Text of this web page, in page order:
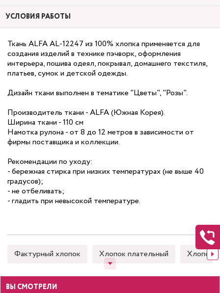
УСЛОВИЯ РАБОТЫ
Ткань ALFA AL-12247 из 100% хлопка применяется для
создания изделий в технике пэчворк, оформления
интерьера, пошива одеял, покрывал, домашнего текстиля,
платьев, сумок и детской одежды.
Дизайн ткани выполнен в тематике "Цветы", "Розы".
Производитель ткани - ALFA (Южная Корея).
Ширина ткани - 110 см
Намотка рулона - от 8 до 12 метров в зависимости от
фирмы поставщика и коллекции.
Рекомендации по уходу:
- бережная стирка при низких температурах (не выше 40
градусов);
- не отбеливать;
- гладить при невысокой температуре.
Фактурный хлопок Хлопок плательный Хлопок
ВЫ СМОТРЕЛИ